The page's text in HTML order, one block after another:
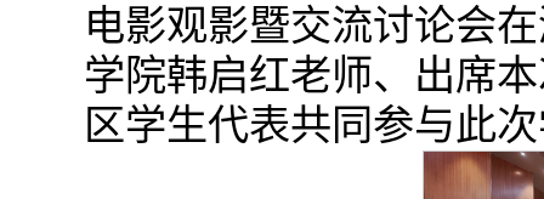
电影观影暨交流讨论会
学院韩启红老师、出席
区学生代表共同参与此